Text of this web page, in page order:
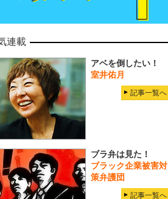
連載
アベを倒したい！
室井佑月
記事一覧へ
ブラ弁は見た！
ブラック企業被害対
策弁護団
記事一覧へ